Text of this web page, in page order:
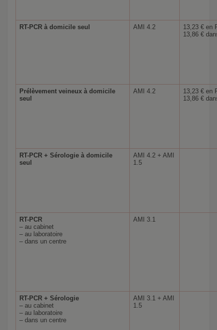
RT-PCR à domicile seul AMI 4.2
13,23 € en
13,86 €
Prélèvement veineux à domicile
seul
AMI 4.2
13,23 € en
13,86 €
RT-PCR + Sérologie à domicile
seul
AMI 4.2 + AMI
1.5
RT-PCR
– au cabinet
– au laboratoire
– dans un centre
AMI 3.1
RT-PCR + Sérologie
– au cabinet
– au laboratoire
– dans un centre
AMI 3.1 + AMI
1.5